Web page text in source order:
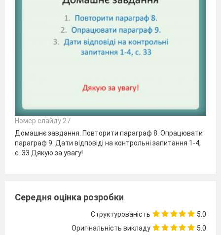
Номер слайду 27
Домашнє завдання. Повторити параграф 8. Опрацювати
параграф 9. Дати відповіді на контрольні запитання 1-4,
с. 33 Дякую за увагу!
Середня оцінка розробки
Структурованість
5.0
Оригінальність викладу
5.0